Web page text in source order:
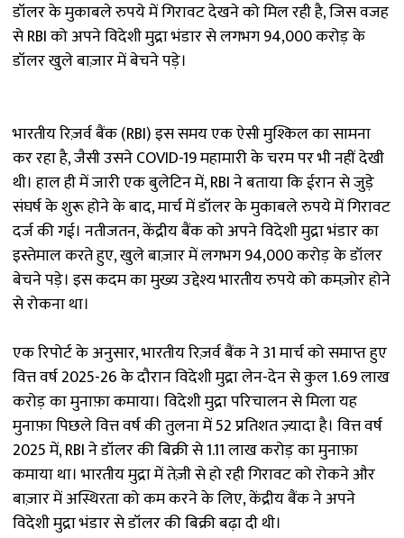
डॉलर के मुकाबले रुपये में गिरावट देखने को मिल रही है, जिस वजह
से RBI को अपने विदेशी मुद्रा भंडार से लगभग ₹94,000 करोड़ के
डॉलर खुले बाज़ार में बेचने पड़े।
भारतीय रिज़र्व बैंक (RBI) इस समय एक ऐसी मुश्किल का सामना
कर रहा है, जैसी उसने COVID-19 महामारी के चरम पर भी नहीं देखी
थी। हाल ही में जारी एक बुलेटिन में, RBI ने बताया कि ईरान से जुड़े
संघर्ष के शुरू होने के बाद, मार्च में डॉलर के मुकाबले रुपये में गिरावट
दर्ज की गई। नतीजतन, केंद्रीय बैंक को अपने विदेशी मुद्रा भंडार का
इस्तेमाल करते हुए, खुले बाज़ार में लगभग ₹94,000 करोड़ के डॉलर
बेचने पड़े। इस कदम का मुख्य उद्देश्य भारतीय रुपये को कमज़ोर होने
से रोकना था।
एक रिपोर्ट के अनुसार, भारतीय रिज़र्व बैंक ने 31 मार्च को समाप्त हुए
वित्त वर्ष 2025-26 के दौरान विदेशी मुद्रा लेन-देन से कुल ₹1.69 लाख
करोड़ का मुनाफ़ा कमाया। विदेशी मुद्रा परिचालन से मिला यह
मुनाफ़ा पिछले वित्त वर्ष की तुलना में 52 प्रतिशत ज़्यादा है। वित्त वर्ष
2025 में, RBI ने डॉलर की बिक्री से ₹1.11 लाख करोड़ का मुनाफ़ा
कमाया था। भारतीय मुद्रा में तेज़ी से हो रही गिरावट को रोकने और
बाज़ार में अस्थिरता को कम करने के लिए, केंद्रीय बैंक ने अपने
विदेशी मुद्रा भंडार से डॉलर की बिक्री बढ़ा दी थी।